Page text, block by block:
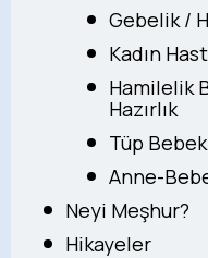
Gebelik /
Kadın
Hamilelik
Hazırlık
Tüp Bebek
Anne-
Neyi Meşhur?
Hikayeler